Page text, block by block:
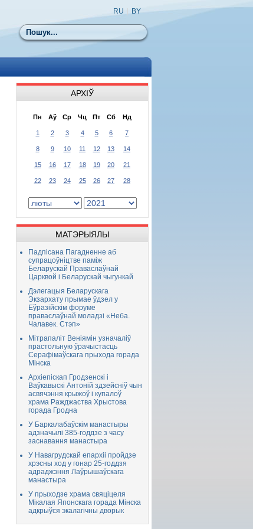
Пошук
RU BY
АРХІЎ
Пн Аў Ср Чц Пт Сб Нд
1 2 3 4 5 6 7
8 9 10 11 12 13 14
15 16 17 18 19 20 21
22 23 24 25 26 27 28
МАТЭРЫЯЛЫ
Падпісана Пагадненне аб
супрацоўніцтве паміж
Беларускай Праваслаўнай
Царквой і Беларускай чыгункай
Дэлегацыя Беларускага
Экзархату прымае ўдзел у
Еўразійскім форуме
праваслаўнай моладзі «Неба.
Чалавек. Стэп»
Мітрапаліт Веніямін узначаліў
прастольную ўрачыстасць
Серафімаўскага прыхода горада
Мінска
Архіепіскап Гродзенскі і
Ваўкавыскі Антоній здзейсніў чын
асвячэння крыжоў і купалоў
храма Ражджаства Хрыстова
горада Гродна
У Баркалабаўскім манастыры
адзначылі 385-годдзе з часу
заснавання манастыра
У Навагрудскай епархіі пройдзе
хрэсны ход у гонар 25-годдзя
адраджэння Лаўрышаўскага
манастыра
У прыходзе храма свяціцеля
Мікалая Японскага горада Мінска
адкрыўся экалагічны дворык